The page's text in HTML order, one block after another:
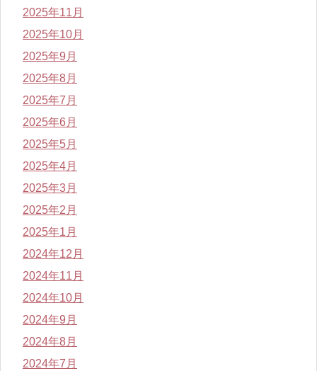
2025年11月
2025年10月
2025年9月
2025年8月
2025年7月
2025年6月
2025年5月
2025年4月
2025年3月
2025年2月
2025年1月
2024年12月
2024年11月
2024年10月
2024年9月
2024年8月
2024年7月